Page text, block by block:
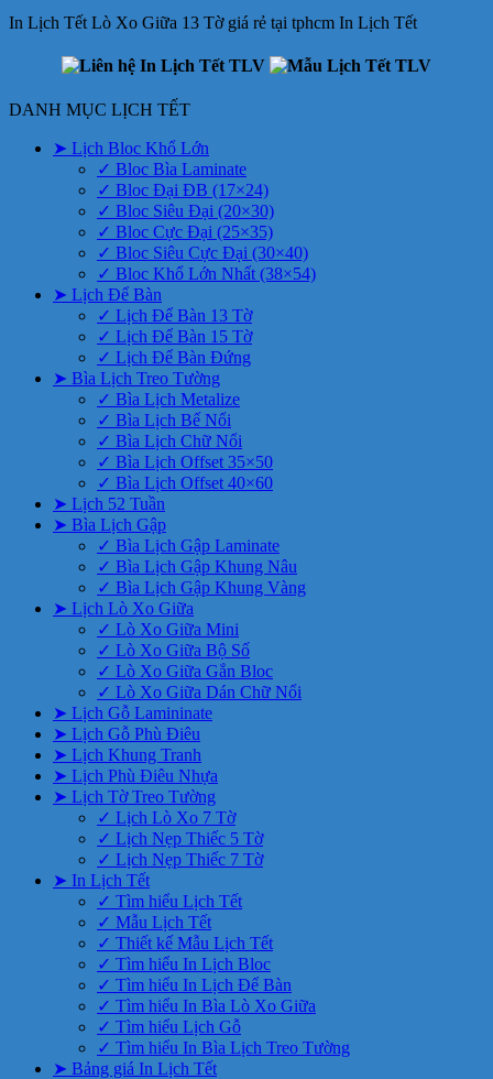
In Lịch Tết Lò Xo Giữa 13 Tờ giá rẻ tại tphcm In Lịch Tết
DANH MỤC LỊCH TẾT
➤ Lịch Bloc Khổ Lớn
✓ Bloc Bìa Laminate
✓ Bloc Đại ĐB (17×24)
✓ Bloc Siêu Đại (20×30)
✓ Bloc Cực Đại (25×35)
✓ Bloc Siêu Cực Đại (30×40)
✓ Bloc Khổ Lớn Nhất (38×54)
➤ Lịch Để Bàn
✓ Lịch Để Bàn 13 Tờ
✓ Lịch Để Bàn 15 Tờ
✓ Lịch Để Bàn Đứng
➤ Bìa Lịch Treo Tường
✓ Bìa Lịch Metalize
✓ Bìa Lịch Bế Nổi
✓ Bìa Lịch Chữ Nổi
✓ Bìa Lịch Offset 35×50
✓ Bìa Lịch Offset 40×60
➤ Lịch 52 Tuần
➤ Bìa Lịch Gập
✓ Bìa Lịch Gập Laminate
✓ Bìa Lịch Gập Khung Nâu
✓ Bìa Lịch Gập Khung Vàng
➤ Lịch Lò Xo Giữa
✓ Lò Xo Giữa Mini
✓ Lò Xo Giữa Bộ Số
✓ Lò Xo Giữa Gắn Bloc
✓ Lò Xo Giữa Dán Chữ Nổi
➤ Lịch Gỗ Lamininate
➤ Lịch Gỗ Phù Điêu
➤ Lịch Khung Tranh
➤ Lịch Phù Điêu Nhựa
➤ Lịch Tờ Treo Tường
✓ Lịch Lò Xo 7 Tờ
✓ Lịch Nẹp Thiếc 5 Tờ
✓ Lịch Nẹp Thiếc 7 Tờ
➤ In Lịch Tết
✓ Tìm hiểu Lịch Tết
✓ Mẫu Lịch Tết
✓ Thiết kế Mẫu Lịch Tết
✓ Tìm hiểu In Lịch Bloc
✓ Tìm hiểu In Lịch Để Bàn
✓ Tìm hiểu In Bìa Lò Xo Giữa
✓ Tìm hiểu Lịch Gỗ
✓ Tìm hiểu In Bìa Lịch Treo Tường
➤ Bảng giá In Lịch Tết